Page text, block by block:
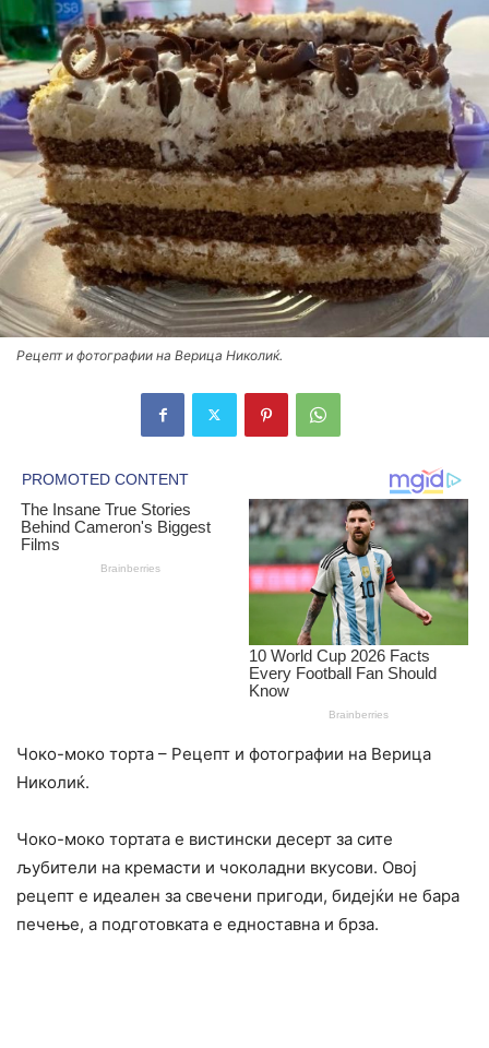
Рецепт и фотографии на Верица Николиќ.
Чоко-моко торта – Рецепт и фотографии на Верица
Николиќ.
Чоко-моко тортата е вистински десерт за сите
љубители на кремасти и чоколадни вкусови. Овој
рецепт е идеален за свечени пригоди, бидејќи не бара
печење, а подготовката е едноставна и брза.